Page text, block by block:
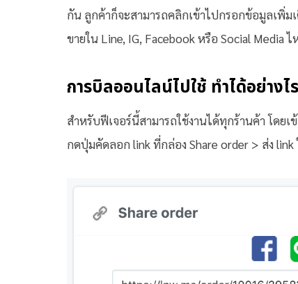
กัน ลูกค้าก็จะสามารถคลิกเข้าไปกรอกข้อมูลเพิ่ม
ขายใน Line, IG, Facebook หรือ Social Media
การบิลออนไลน์ไปใช้ ทำได้อย่างไ
สำหรับฟีเจอร์นี้สามารถใช้งานได้ทุกร้านค้า โดย
กดปุ่มคัดลอก link ที่กล่อง Share order > ส่ง